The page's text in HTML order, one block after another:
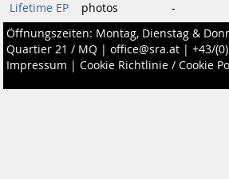
Lifetime EP
photos -
Öffnungszeiten: Montag, Dienstag &
Quartier 21 / MQ | office@sra.at | +43/
Impressum | Cookie Richtlinie / Cookie